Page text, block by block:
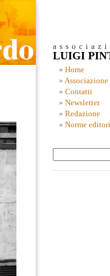
LUIGI
Home
Associazione
Contatti
Newsletter
Redazione
Norme